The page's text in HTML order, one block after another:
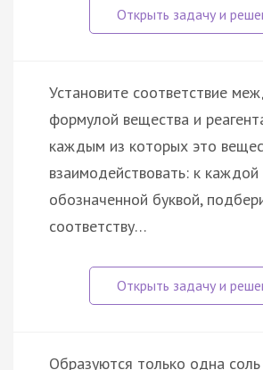
Установите соответствие
формулой вещества и
каждым из которых это
взаимодействовать: к каждой
обозначенной буквой,
соответству…
Образуются только одна